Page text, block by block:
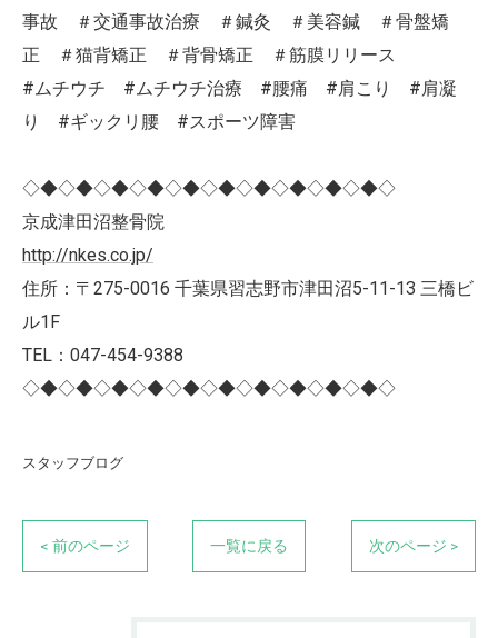
事故 ＃交通事故治療 ＃鍼灸 ＃美容鍼 ＃骨盤矯
正 ＃猫背矯正 ＃背骨矯正 ＃筋膜リリース
#ムチウチ #ムチウチ治療 #腰痛 #肩こり #肩凝
り #ギックリ腰 #スポーツ障害
◇◆◇◆◇◆◇◆◇◆◇◆◇◆◇◆◇◆◇◆◇
京成津田沼整骨院
http://nkes.co.jp/
住所：〒275-0016 千葉県習志野市津田沼5-11-13 三橋ビ
ル1F
TEL：047-454-9388
◇◆◇◆◇◆◇◆◇◆◇◆◇◆◇◆◇◆◇◆◇
スタッフブログ
< 前のページ 一覧に戻る 次のページ >